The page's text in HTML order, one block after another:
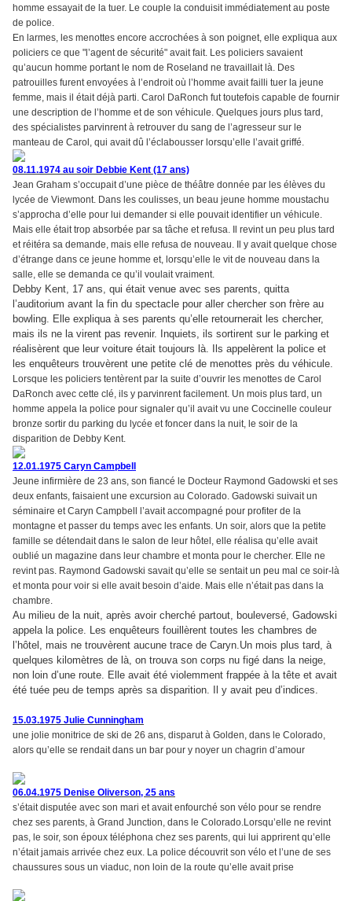
homme essayait de la tuer. Le couple la conduisit immédiatement au poste
de police.
En larmes, les menottes encore accrochées à son poignet, elle expliqua aux
policiers ce que "l’agent de sécurité" avait fait. Les policiers savaient
qu’aucun homme portant le nom de Roseland ne travaillait là. Des
patrouilles furent envoyées à l’endroit où l’homme avait failli tuer la jeune
femme, mais il était déjà parti. Carol DaRonch fut toutefois capable de fournir
une description de l’homme et de son véhicule. Quelques jours plus tard,
des spécialistes parvinrent à retrouver du sang de l’agresseur sur le
manteau de Carol, qui avait dû l’éclabousser lorsqu’elle l’avait griffé.
08.11.1974 au soir Debbie Kent (17 ans)
Jean Graham s’occupait d’une pièce de théâtre donnée par les élèves du
lycée de Viewmont. Dans les coulisses, un beau jeune homme moustachu
s’approcha d’elle pour lui demander si elle pouvait identifier un véhicule.
Mais elle était trop absorbée par sa tâche et refusa. Il revint un peu plus tard
et réitéra sa demande, mais elle refusa de nouveau. Il y avait quelque chose
d’étrange dans ce jeune homme et, lorsqu’elle le vit de nouveau dans la
salle, elle se demanda ce qu’il voulait vraiment.
Debby Kent, 17 ans, qui était venue avec ses parents, quitta
l’auditorium avant la fin du spectacle pour aller chercher son frère au
bowling. Elle expliqua à ses parents qu’elle retournerait les chercher,
mais ils ne la virent pas revenir. Inquiets, ils sortirent sur le parking et
réalisèrent que leur voiture était toujours là. Ils appelèrent la police et
les enquêteurs trouvèrent une petite clé de menottes près du véhicule.
Lorsque les policiers tentèrent par la suite d’ouvrir les menottes de Carol
DaRonch avec cette clé, ils y parvinrent facilement. Un mois plus tard, un
homme appela la police pour signaler qu’il avait vu une Coccinelle couleur
bronze sortir du parking du lycée et foncer dans la nuit, le soir de la
disparition de Debby Kent.
12.01.1975 Caryn Campbell
Jeune infirmière de 23 ans, son fiancé le Docteur Raymond Gadowski et ses
deux enfants, faisaient une excursion au Colorado. Gadowski suivait un
séminaire et Caryn Campbell l’avait accompagné pour profiter de la
montagne et passer du temps avec les enfants. Un soir, alors que la petite
famille se détendait dans le salon de leur hôtel, elle réalisa qu’elle avait
oublié un magazine dans leur chambre et monta pour le chercher. Elle ne
revint pas. Raymond Gadowski savait qu’elle se sentait un peu mal ce soir-là
et monta pour voir si elle avait besoin d’aide. Mais elle n’était pas dans la
chambre.
Au milieu de la nuit, après avoir cherché partout, bouleversé, Gadowski
appela la police. Les enquêteurs fouillèrent toutes les chambres de
l’hôtel, mais ne trouvèrent aucune trace de Caryn.Un mois plus tard, à
quelques kilomètres de là, on trouva son corps nu figé dans la neige,
non loin d’une route. Elle avait été violemment frappée à la tête et avait
été tuée peu de temps après sa disparition. Il y avait peu d’indices.
15.03.1975 Julie Cunningham
une jolie monitrice de ski de 26 ans, disparut à Golden, dans le Colorado,
alors qu’elle se rendait dans un bar pour y noyer un chagrin d’amour
06.04.1975 Denise Oliverson, 25 ans
s’était disputée avec son mari et avait enfourché son vélo pour se rendre
chez ses parents, à Grand Junction, dans le Colorado.Lorsqu’elle ne revint
pas, le soir, son époux téléphona chez ses parents, qui lui apprirent qu’elle
n’était jamais arrivée chez eux. La police découvrit son vélo et l’une de ses
chaussures sous un viaduc, non loin de la route qu’elle avait prise